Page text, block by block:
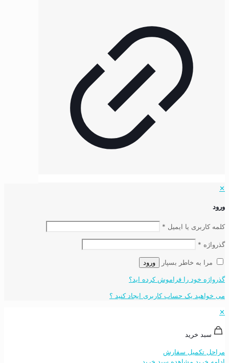
✕
ورود
کلمه کاربری یا ایمیل *
گذرواژه *
مرا به خاطر بسپار ورود
گذرواژه خود را فراموش کرده اید؟
می خواهید یک حساب کاربری ایجاد کنید ؟
✕
سبد خرید
مراحل تکمیل سفارش
ادامه خرید مشاهده سبد خرید